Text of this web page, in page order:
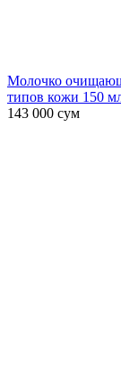
Молочко
типов кожи 150
143 000 сум